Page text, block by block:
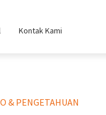
Kontak Kami
& PENGETAHUAN